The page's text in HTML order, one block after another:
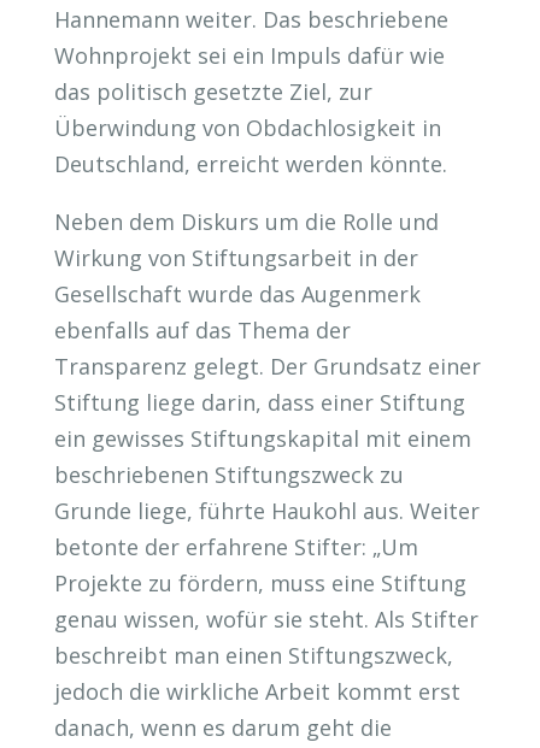
Hannemann weiter. Das beschriebene
Wohnprojekt sei ein Impuls dafür wie
das politisch gesetzte Ziel, zur
Überwindung von Obdachlosigkeit in
Deutschland, erreicht werden könnte.
Neben dem Diskurs um die Rolle und
Wirkung von Stiftungsarbeit in der
Gesellschaft wurde das Augenmerk
ebenfalls auf das Thema der
Transparenz gelegt. Der Grundsatz einer
Stiftung liege darin, dass einer Stiftung
ein gewisses Stiftungskapital mit einem
beschriebenen Stiftungszweck zu
Grunde liege, führte Haukohl aus. Weiter
betonte der erfahrene Stifter: „Um
Projekte zu fördern, muss eine Stiftung
genau wissen, wofür sie steht. Als Stifter
beschreibt man einen Stiftungszweck,
jedoch die wirkliche Arbeit kommt erst
danach, wenn es darum geht die